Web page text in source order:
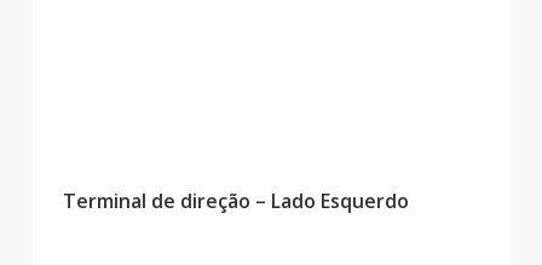
Terminal de direção – Lado Esquerdo